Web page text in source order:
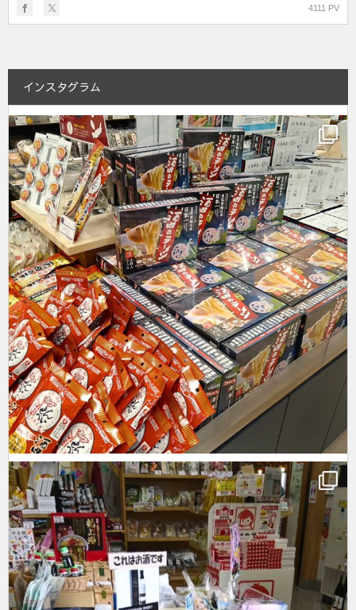
4111 PV
インスタグラム